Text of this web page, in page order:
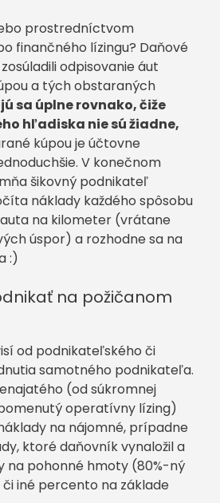
prostredníctvom
finančného lízingu? Daňové
odpisovanie áut
a tých obstaraných
sa úplne rovnako, čiže
hľadiska nie sú žiadne,
kúpou je účtovne
V konečnom
šikovný podnikateľ
náklady každého spôsobu
na kilometer (vrátane
úspor) a rozhodne sa na
:)
na požičanom
od podnikateľského či
samotného podnikateľa.
(od súkromnej
operatívny lízing)
na nájomné, prípadne
ktoré daňovník vynaložil a
na pohonné hmoty (80%-ný
či iné percento na základe